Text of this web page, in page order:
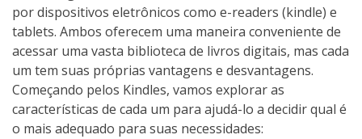
por dispositivos eletrônicos como e-readers (kindle) e
tablets. Ambos oferecem uma maneira conveniente de
acessar uma vasta biblioteca de livros digitais, mas cada
um tem suas próprias vantagens e desvantagens.
Começando pelos Kindles, vamos explorar as
características de cada um para ajudá-lo a decidir qual é
o mais adequado para suas necessidades: